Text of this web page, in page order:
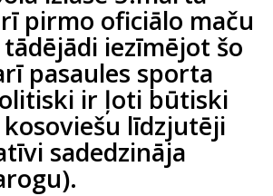
pirmo oficiālo maču
iezīmējot šo
pasaules sporta
ir ļoti būtiski
kosoviešu līdzjutēji
sadedzināja